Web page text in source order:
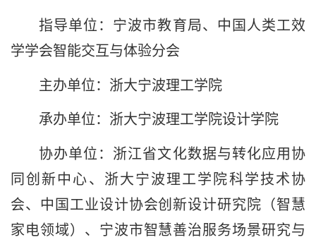
指导单位：宁波市教育局、中国人类工效
学学会智能交互与体验分会
主办单位：浙大宁波理工学院
承办单位：浙大宁波理工学院设计学院
协办单位：浙江省文化数据与转化应用协
同创新中心、浙大宁波理工学院科学技术协
会、中国工业设计协会创新设计研究院（智慧
家电领域）、宁波市智慧善治服务场景研究与